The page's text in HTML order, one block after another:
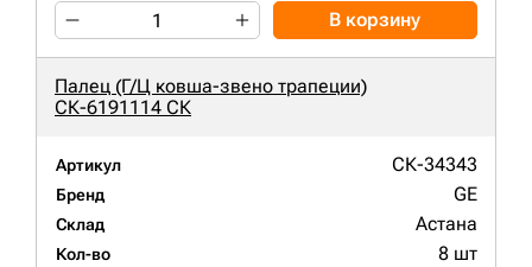
В корзину
Палец (Г/Ц ковша-звено трапеции)
СК-6191114 СК
Артикул СК-34343
Бренд GE
Склад Астана
Кол-во 8 шт